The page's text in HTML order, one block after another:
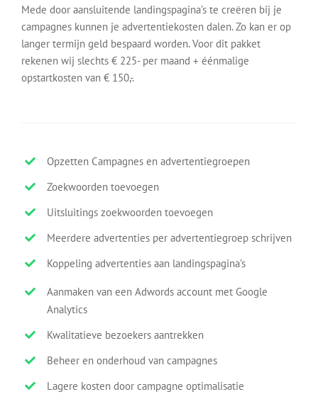
Mede door aansluitende landingspagina’s te creëren bij je
campagnes kunnen je advertentiekosten dalen. Zo kan er op
langer termijn geld bespaard worden. Voor dit pakket
rekenen wij slechts € 225- per maand + éénmalige
opstartkosten van € 150,-.
Opzetten Campagnes en advertentiegroepen
Zoekwoorden toevoegen
Uitsluitings zoekwoorden toevoegen
Meerdere advertenties per advertentiegroep schrijven
Koppeling advertenties aan landingspagina’s
Aanmaken van een Adwords account met Google
Analytics
Kwalitatieve bezoekers aantrekken
Beheer en onderhoud van campagnes
Lagere kosten door campagne optimalisatie